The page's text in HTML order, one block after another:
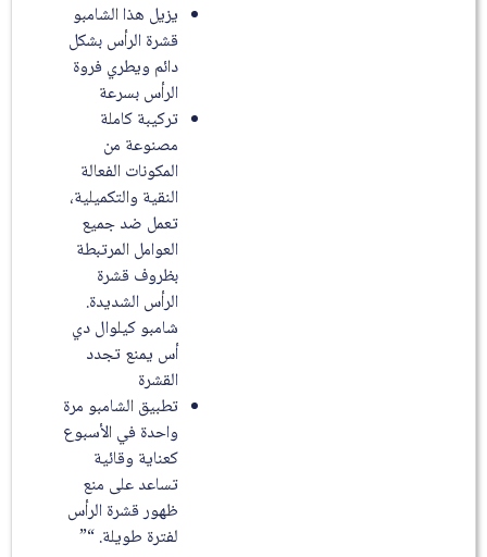
يزيل هذا الشامبو
قشرة الرأس بشكل
دائم ويطري فروة
الرأس بسرعة
تركيبة كاملة
مصنوعة من
المكونات الفعالة
النقية والتكميلية،
تعمل ضد جميع
العوامل المرتبطة
بظروف قشرة
الرأس الشديدة.
شامبو كيلوال دي
أس يمنع تجدد
القشرة
تطبيق الشامبو مرة
واحدة في الأسبوع
كعناية وقائية
تساعد على منع
ظهور قشرة الرأس
لفترة طويلة. “”